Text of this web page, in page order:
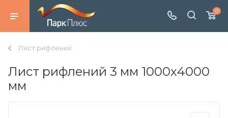
0
Лист рифлений
Лист рифлений 3 мм 1000х4000
мм